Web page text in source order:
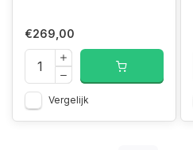
€269,00
Vergelijk